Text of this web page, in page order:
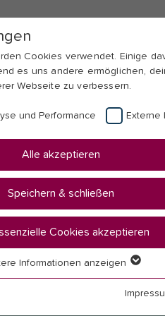
content Skip to page footer
Cookies verwendet. Einige
es uns andere ermöglichen,
Webseite zu verbessern.
und Performance Externe
Alle akzeptieren
Speichern & schließen
Cookies akzeptieren
für grundlegende Funktionen
Informationen anzeigen